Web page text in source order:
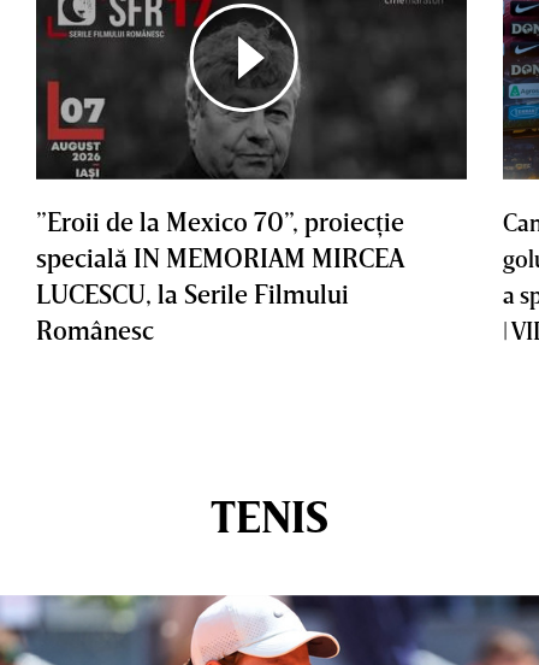
”Eroii de la Mexico 70”, proiecţie
specială IN MEMORIAM MIRCEA
LUCESCU, la Serile Filmului
Românesc
a
|
TENIS